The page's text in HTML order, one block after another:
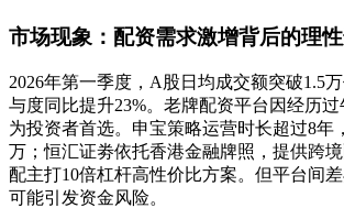
市场现象：配资需求激增背后的理
2026年第一季度，A股日均成交额突破1.5
与度同比提升23%。老牌配资平台因经历
为投资者首选。申宝策略运营时长超过8年
万；恒汇证劵依托香港金融牌照，提供跨
配主打10倍杠杆高性价比方案。但平台间
可能引发资金风险。